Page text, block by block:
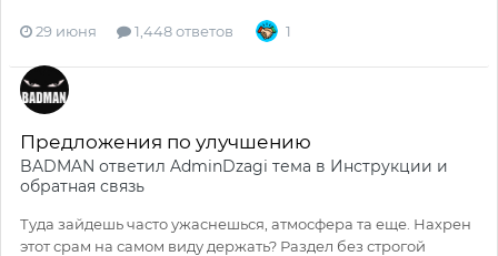
29 июня 1,448 ответов 1
Предложения по улучшению
BADMAN ответил AdminDzagi тема в Инструкции и
обратная связь
Туда зайдешь часто ужаснешься, атмосфера та еще. Нахрен
этот срам на самом виду держать? Раздел без строгой